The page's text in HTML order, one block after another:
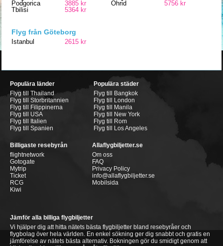
Podgorica
3885 kr
Tbilisi
5364 kr
Ohrid
5756 kr
Flyg från Göteborg
Istanbul 2615 kr
Populära länder
Flyg till Thailand
Flyg till Storbritannien
Flyg till Filippinerna
Flyg till USA
Flyg till Italien
Flyg till Spanien
Populära städer
Flyg till Bangkok
Flyg till London
Flyg till Manila
Flyg till New York
Flyg till Rom
Flyg till Los Angeles
Billigaste resebyrån
flightnetwork
Gotogate
Mytrip
Ticket
RCG
Kiwi
Allaflygbiljetter.se
Om oss
FAQ
Privacy Policy
info@allaflygbiljetter.se
Mobilsida
Jämför alla billiga flygbiljetter
Vi hjälper dig att hitta nätets bästa flygbiljetter bland resebyråer och
flygbolag över hela världen. En enkel sökning ger dig snabbt och gratis en
jämförelse av nätets bästa alternativ. Bokningen gör du smidigt genom att